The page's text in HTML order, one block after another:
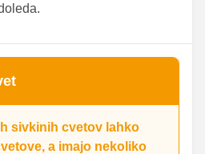
sivkinih cvetov lahko
a imajo nekoliko